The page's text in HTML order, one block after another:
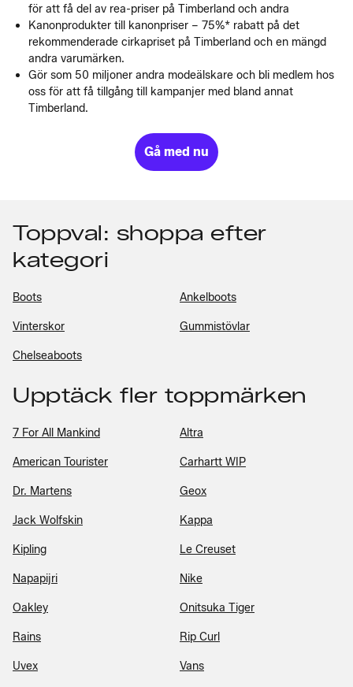
för att få del av rea-priser på Timberland och andra
Kanonprodukter till kanonpriser – 75%* rabatt på det
rekommenderade cirkapriset på Timberland och en mängd
andra varumärken.
Gör som 50 miljoner andra modeälskare och bli medlem hos
oss för att få tillgång till kampanjer med bland annat
Timberland.
Gå med nu
Toppval: shoppa efter
kategori
Boots Ankelboots
Vinterskor Gummistövlar
Chelseaboots
Upptäck fler toppmärken
7 For All Mankind Altra
American Tourister Carhartt WIP
Dr. Martens Geox
Jack Wolfskin Kappa
Kipling Le Creuset
Napapijri Nike
Oakley Onitsuka Tiger
Rains Rip Curl
Uvex Vans